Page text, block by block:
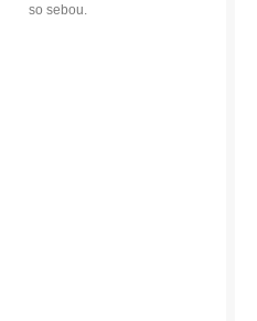
so sebou.